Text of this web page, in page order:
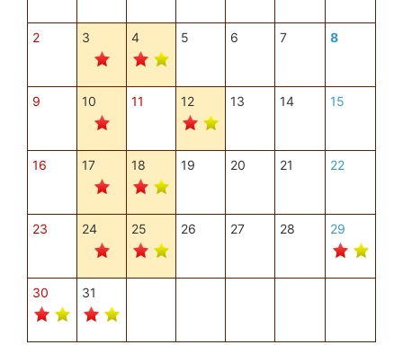
2 3 4 5 6 7 8
9 10 11 12 13 14 15
16 17 18 19 20 21 22
23 24 25 26 27 28 29
30 31